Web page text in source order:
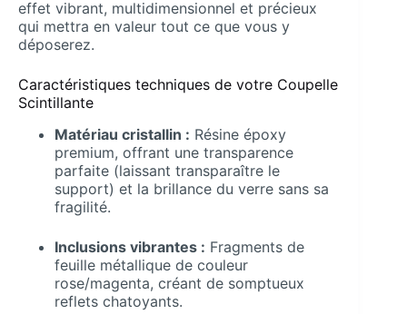
effet vibrant, multidimensionnel et précieux
qui mettra en valeur tout ce que vous y
déposerez.
Caractéristiques techniques de votre Coupelle
Scintillante
Matériau cristallin : Résine époxy
premium, offrant une transparence
parfaite (laissant transparaître le
support) et la brillance du verre sans sa
fragilité.
Inclusions vibrantes : Fragments de
feuille métallique de couleur
rose/magenta, créant de somptueux
reflets chatoyants.